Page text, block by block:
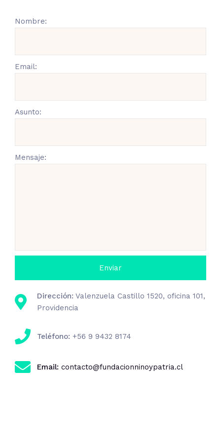
Nombre:
Email:
Asunto:
Mensaje:
Dirección: Valenzuela Castillo 1520, oficina 101,
Providencia
Teléfono: +56 9 9432 8174
Email: contacto@fundacionninoypatria.cl